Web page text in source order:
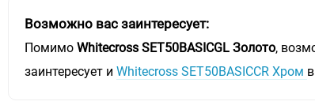
Возможно вас заинтересует:
Помимо Whitecross SET50BASICGL Золото,
заинтересует и Whitecross SET50BASICCR Хром